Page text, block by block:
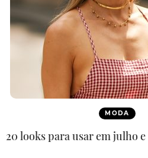
MODA
20 looks para usar em julho